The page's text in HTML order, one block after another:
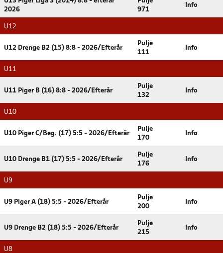
2026
971
Info
U12
U12 Drenge B2 (15) 8:8 - 2026/Efterår
Pulje
111
Info
U11
U11 Piger B (16) 8:8 - 2026/Efterår
Pulje
132
Info
U10
U10 Piger C/Beg. (17) 5:5 - 2026/Efterår
Pulje
170
Info
U10 Drenge B1 (17) 5:5 - 2026/Efterår
Pulje
176
Info
U9
U9 Piger A (18) 5:5 - 2026/Efterår
Pulje
200
Info
U9 Drenge B2 (18) 5:5 - 2026/Efterår
Pulje
215
Info
U8